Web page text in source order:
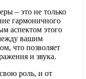
– это не только
гармоничного
аспектом этого
вашим
что позволяет
и звука.
роль, и от